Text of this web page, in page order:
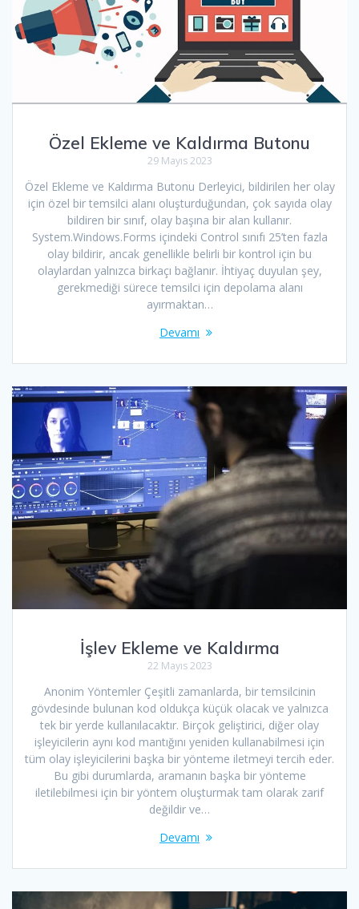
Özel Ekleme ve Kaldırma Butonu
29 Mayıs 2023
Özel Ekleme ve Kaldırma Butonu Derleyici, bildirilen her olay
için özel bir temsilci alanı oluşturduğundan, çok sayıda olay
bildiren bir sınıf, olay başına bir alan kullanır.
System.Windows.Forms içindeki Control sınıfı 25’ten fazla
olay bildirir, ancak genellikle belirli bir kontrol için bu
olaylardan yalnızca birkaçı bağlanır. İhtiyaç duyulan şey,
gerekmediği sürece temsilci için depolama alanı
ayırmaktan…
Devamı
İşlev Ekleme ve Kaldırma
22 Mayıs 2023
Anonim Yöntemler Çeşitli zamanlarda, bir temsilcinin
gövdesinde bulunan kod oldukça küçük olacak ve yalnızca
tek bir yerde kullanılacaktır. Birçok geliştirici, diğer olay
işleyicilerin aynı kod mantığını yeniden kullanabilmesi için
tüm olay işleyicilerini başka bir yönteme iletmeyi tercih eder.
Bu gibi durumlarda, aramanın başka bir yönteme
iletilebilmesi için bir yöntem oluşturmak tam olarak zarif
değildir ve…
Devamı